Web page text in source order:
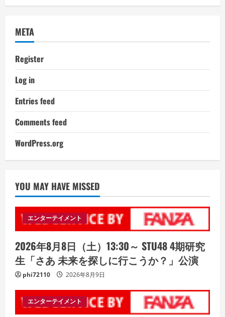
META
Register
Log in
Entries feed
Comments feed
WordPress.org
YOU MAY HAVE MISSED
エンターテイメント
2026年8月8日（土）13:30～ STU48 4期研究
生「さあ 未来を探しに行こうか？」公演
phi72110 2026年8月9日
エンターテイメント